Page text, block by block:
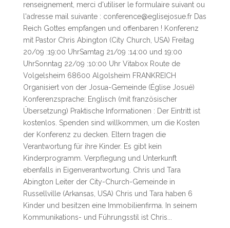
renseignement, merci d'utiliser le formulaire suivant ou
l'adresse mail suivante : conference@eglisejosue.fr Das
Reich Gottes empfangen und offenbaren ! Konferenz
mit Pastor Chris Abington (City Church, USA) Freitag
20/09 :19:00 UhrSamtag 21/09 :14:00 und 19:00
UhrSonntag 22/09 :10:00 Uhr Vitabox Route de
Volgelsheim 68600 Algolsheim FRANKREICH
Organisiert von der Josua-Gemeinde (Église Josué)
Konferenzsprache: Englisch (mit französischer
Übersetzung) Praktische Informationen : Der Eintritt ist
kostenlos. Spenden sind willkommen, um die Kosten
der Konferenz zu decken. Eltern tragen die
Verantwortung für ihre Kinder. Es gibt kein
Kinderprogramm. Verpflegung und Unterkunft
ebenfalls in Eigenverantwortung. Chris und Tara
Abington Leiter der City-Church-Gemeinde in
Russellville (Arkansas, USA) Chris und Tara haben 6
Kinder und besitzen eine Immobilienfirma. In seinem
Kommunikations- und Führungsstil ist Chris...